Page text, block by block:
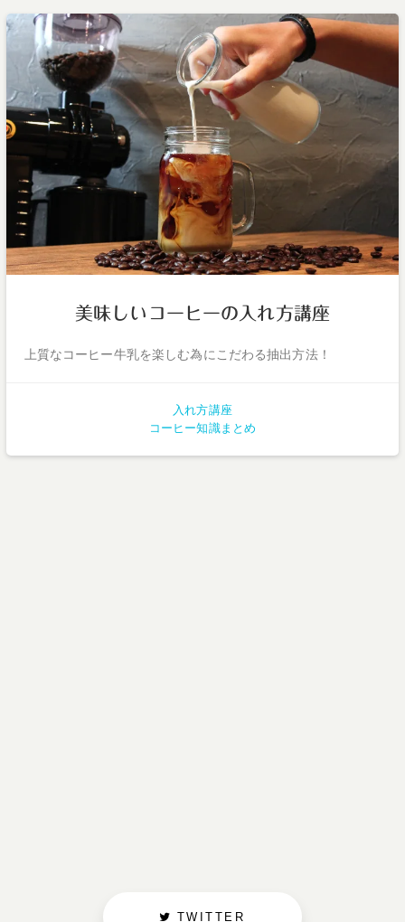
美味しいコーヒーの入れ方講座
上質なコーヒー牛乳を楽しむ為にこだわる抽出方法！
入れ方講座
コーヒー知識まとめ
TWITTER